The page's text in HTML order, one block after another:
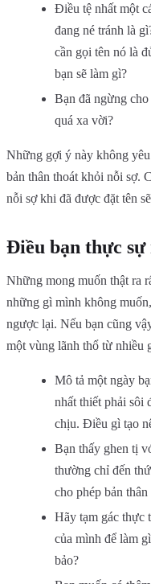
Điều tệ nhất một
đang né tránh là
cần gọi tên nó là
bạn sẽ làm gì?
Bạn đã ngừng
quá xa vời?
Những gợi ý này không
bản thân thoát khỏi nỗi sợ.
nỗi sợ khi đã được đặt tên
Điều bạn thực sự
Những mong muốn thật ra
những gì mình không
ngược lại. Nếu bạn cũng
một vùng lãnh thổ từ nhiều
Mô tả một ngày
nhất thiết phải sôi
chịu. Điều gì tạo
Bạn thấy ghen tị
thường chỉ đến
cho phép bản
Hãy tạm gác thực
của mình để làm
bảo?